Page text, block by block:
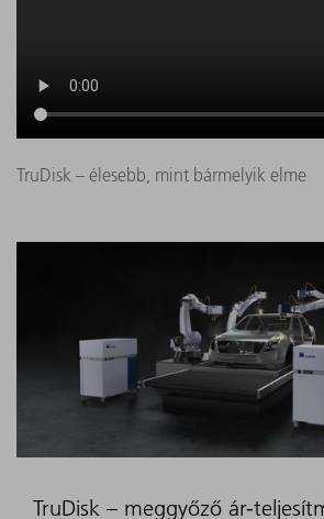
TruDisk – élesebb, mint bármelyik elme
TruDisk – meggyőző ár-